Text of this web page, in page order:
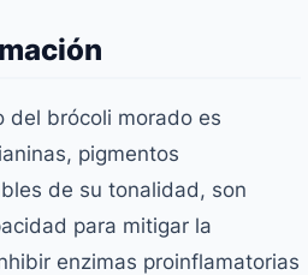
del brócoli morado es
pigmentos
de su tonalidad, son
para mitigar la
enzimas proinflamatorias